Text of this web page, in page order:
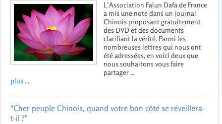
L’Association Falun Dafa de France
a mis une note dans un journal
Chinois proposant gratuitement
des DVD et des documents
clarifiant la vérité. Parmi les
nombreuses lettres qui nous ont
été adressées, en voici deux que
nous souhaitons vous faire
partager ...
plus ...
"Cher peuple Chinois, quand votre bon côté se réveillera-
t-il ?"